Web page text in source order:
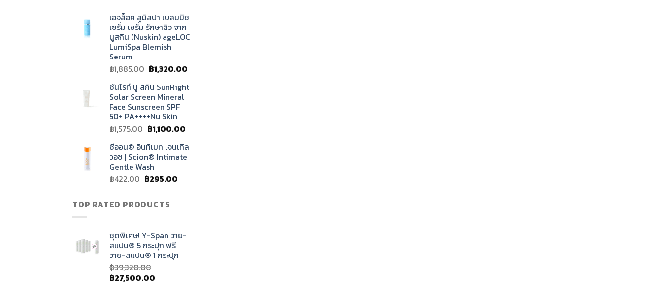
เอจล็อค ลูมิสปา เบลมมิช
เซรั่ม เซรั่ม รักษาสิว จาก
นูสกิน (Nuskin) ageLOC
LumiSpa Blemish
Serum
฿1,885.00 Original
was:
฿1,885.00.
฿1,320.00Current
is:
ซันไรท์ นู สกิน SunRight
Solar Screen Mineral
Face Sunscreen SPF
50+ PA++++Nu Skin
฿1,575.00 Original
was:
฿1,575.00.
฿1,100.00Current
is:
฿1,100.00.
ซีออน® อินทิเมท เจนเทิล
วอช | Scion® Intimate
Gentle Wash
฿422.00 Original
was:
฿422.00.
฿295.00Current
TOP RATED PRODUCTS
ชุดพิเศษ! Y-Span วาย-
สแปน® 5 กระปุก ฟรี
วาย-สแปน® 1 กระปุก
฿39,320.00
Original
฿27,500.00